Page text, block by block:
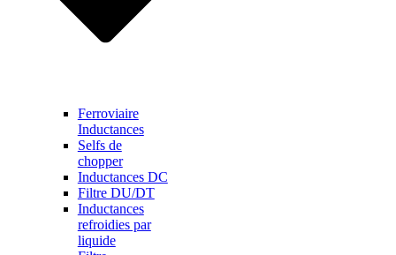
Ferroviaire
Inductances
Selfs de
chopper
Inductances DC
Filtre DU/DT
Inductances
refroidies par
liquide